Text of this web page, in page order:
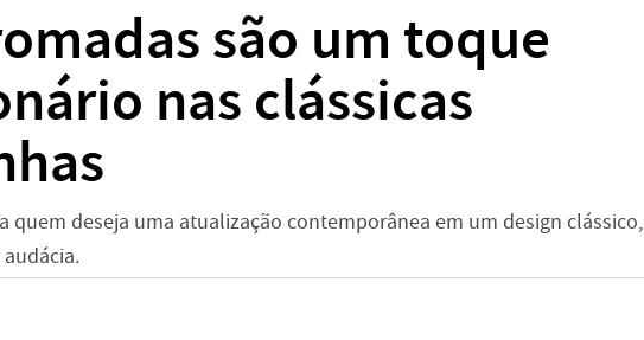
são um toque
nas clássicas
quem deseja uma atualização contemporânea em um design clássico,